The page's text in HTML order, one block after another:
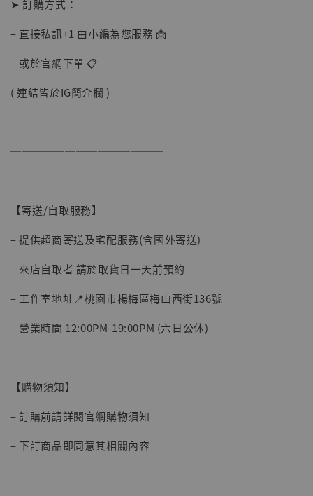
【店內現貨】海賊王 系列蒐藏雕像 布魯克達
摩 [7STARS Studio]
NT$ 1,500
➤ 訂購方式：
– 直接私訊+1 由小編為您服務 📩
– 或於官網下單 📋
( 連結皆於IG簡介欄 )
──────────────
【寄送/自取服務】
– 提供超商寄送及宅配服務(含國外寄送)
– 來店自取者 請於取貨日一天前預約
– 工作室地址📍桃園市楊梅區梅山西街136號
– 營業時間 12:00PM-19:00PM (六日公休)
【購物須知】
– 訂購前請詳閱官網購物須知
– 下訂商品即同意其相關內容